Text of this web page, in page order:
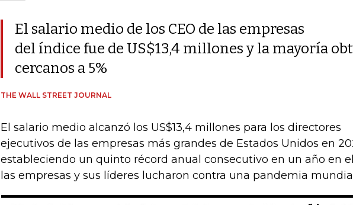
El salario medio de los CEO de las empresas
del índice fue de US$13,4 millones y la mayoría
cercanos a 5%
THE WALL STREET JOURNAL
El salario medio alcanzó los US$13,4 millones para los directores
ejecutivos de las empresas más grandes de Estados Unidos en
estableciendo un quinto récord anual consecutivo en un año en
las empresas y sus líderes lucharon contra una pandemia